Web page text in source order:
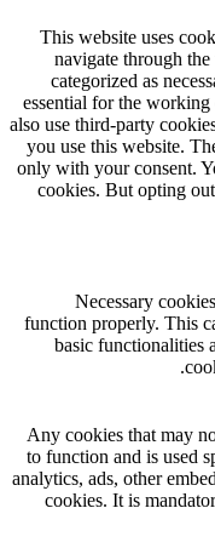
This website uses
navigate through
categorized as
essential for the
also use third-party
you use this website.
only with your consent.
cookies. But opting
Necessary
function properly. This
basic functionalities
Any cookies that may
to function and is used
analytics, ads, other
cookies. It is